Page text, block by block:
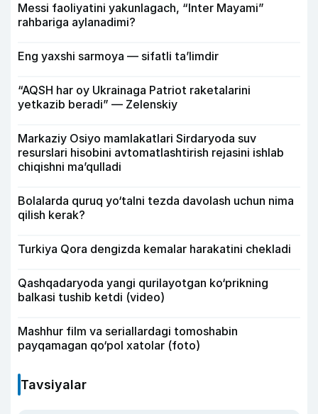
Messi faoliyatini yakunlagach, “Inter Mayami”
rahbariga aylanadimi?
Eng yaxshi sarmoya — sifatli ta’limdir
“AQSH har oy Ukrainaga Patriot raketalarini
yetkazib beradi” — Zelenskiy
Markaziy Osiyo mamlakatlari Sirdaryoda suv
resurslari hisobini avtomatlashtirish rejasini ishlab
chiqishni ma’qulladi
Bolalarda quruq yo‘talni tezda davolash uchun nima
qilish kerak?
Turkiya Qora dengizda kemalar harakatini chekladi
Qashqadaryoda yangi qurilayotgan ko‘prikning
balkasi tushib ketdi (video)
Mashhur film va seriallardagi tomoshabin
payqamagan qo‘pol xatolar (foto)
Tavsiyalar